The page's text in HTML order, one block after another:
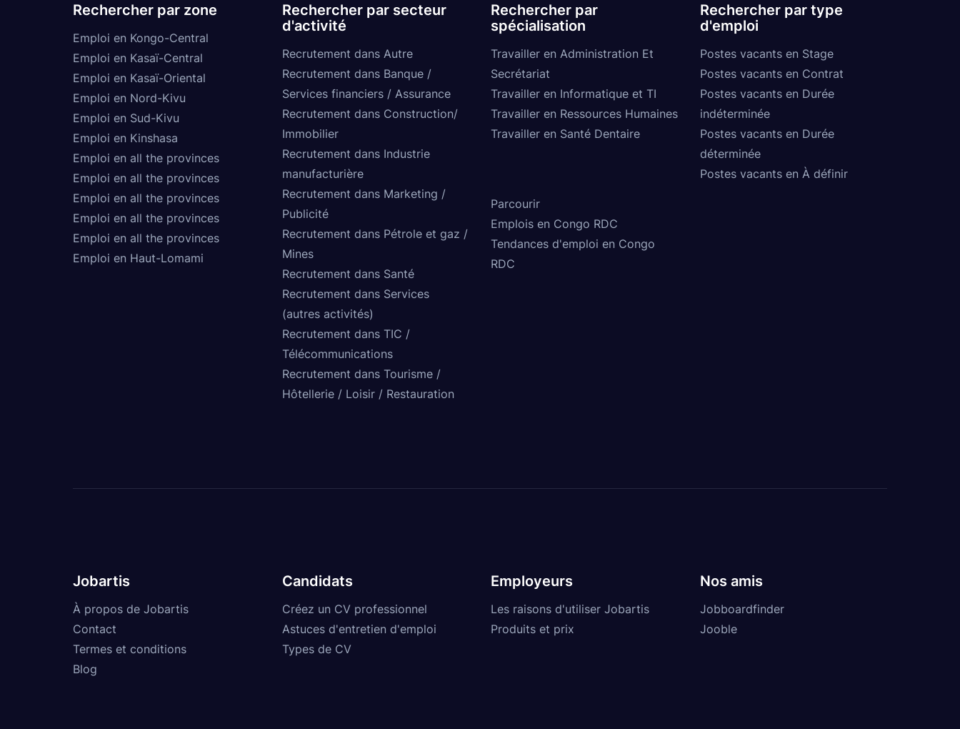
Rechercher par zone
Emploi en Kongo-Central
Emploi en Kasaï-Central
Emploi en Kasaï-Oriental
Emploi en Nord-Kivu
Emploi en Sud-Kivu
Emploi en Kinshasa
Emploi en all the provinces
Emploi en all the provinces
Emploi en all the provinces
Emploi en all the provinces
Emploi en all the provinces
Emploi en Haut-Lomami
Rechercher par secteur
d'activité
Recrutement dans Autre
Recrutement dans Banque /
Services financiers / Assurance
Recrutement dans Construction/
Immobilier
Recrutement dans Industrie
manufacturière
Recrutement dans Marketing /
Publicité
Recrutement dans Pétrole et gaz /
Mines
Recrutement dans Santé
Recrutement dans Services
(autres activités)
Recrutement dans TIC /
Télécommunications
Recrutement dans Tourisme /
Hôtellerie / Loisir / Restauration
Rechercher par
spécialisation
Travailler en Administration Et
Secrétariat
Travailler en Informatique et TI
Travailler en Ressources Humaines
Travailler en Santé Dentaire
Rechercher par type
d'emploi
Postes vacants en Stage
Postes vacants en Contrat
Postes vacants en Durée
indéterminée
Postes vacants en Durée
déterminée
Postes vacants en À définir
Parcourir
Emplois en Congo RDC
Tendances d'emploi en Congo
RDC
Jobartis
À propos de Jobartis
Contact
Termes et conditions
Blog
Candidats
Créez un CV professionnel
Astuces d'entretien d'emploi
Types de CV
Employeurs
Les raisons d'utiliser Jobartis
Produits et prix
Nos amis
Jobboardfinder
Jooble